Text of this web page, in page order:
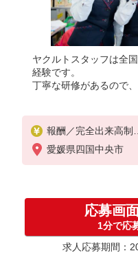
ヤクルトスタッフは全
経験です。
丁寧な研修があるので
報酬／完全出来高制
月収10,0000円〜/月
働ける時間や環境
初めての方・少し
い合わせください！
※収入補償／月10万
愛媛県四国中央市
応募画
1分で応
求人応募期間：